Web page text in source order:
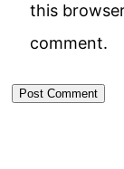
this
comment.